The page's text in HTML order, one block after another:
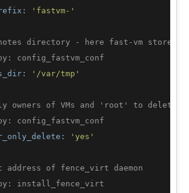
'fastvm-'
directory - here fast-vm stores
config_fastvm_conf
'/var/tmp'
owners of VMs and 'root' to delete
config_fastvm_conf
'yes'
address of fence_virt daemon
install_fence_virt